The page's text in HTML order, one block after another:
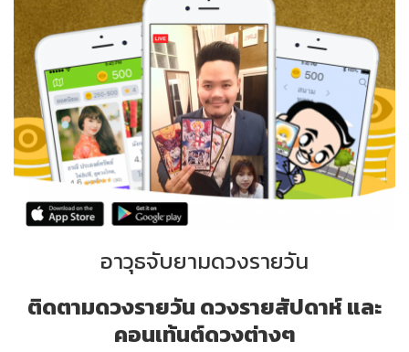
อาวุธจับยามดวงรายวัน
ติดตามดวงรายวัน ดวงรายสัปดาห์ และ
คอนเท้นต์ดวงต่างๆ